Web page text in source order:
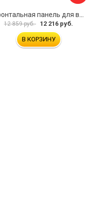
12 859 руб. 12 216 руб.
В КОРЗИНУ